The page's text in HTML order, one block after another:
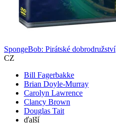
SpongeBob: Pirátské dobrodružství
CZ
Bill Fagerbakke
Brian Doyle-Murray
Carolyn Lawrence
Clancy Brown
Douglas Tait
ďalší